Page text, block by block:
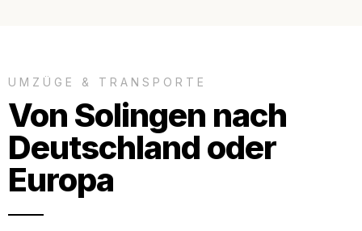
UMZÜGE & TRANSPORTE
Von Solingen nach
Deutschland oder
Europa